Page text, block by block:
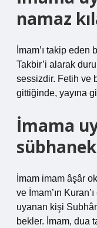
namaz
İmam’ı takip
Takbir’i alarak
sessizdir. Fetih ve
gittiğinde, yayına
İmama
İmam imam âşâr
ve İmam’ın
uyanan kişi
bekler. İmam, dua